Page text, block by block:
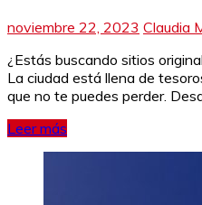
noviembre 22, 2023 Claudia
¿Estás buscando sitios
La ciudad está llena de
que no te puedes perder.
Leer más